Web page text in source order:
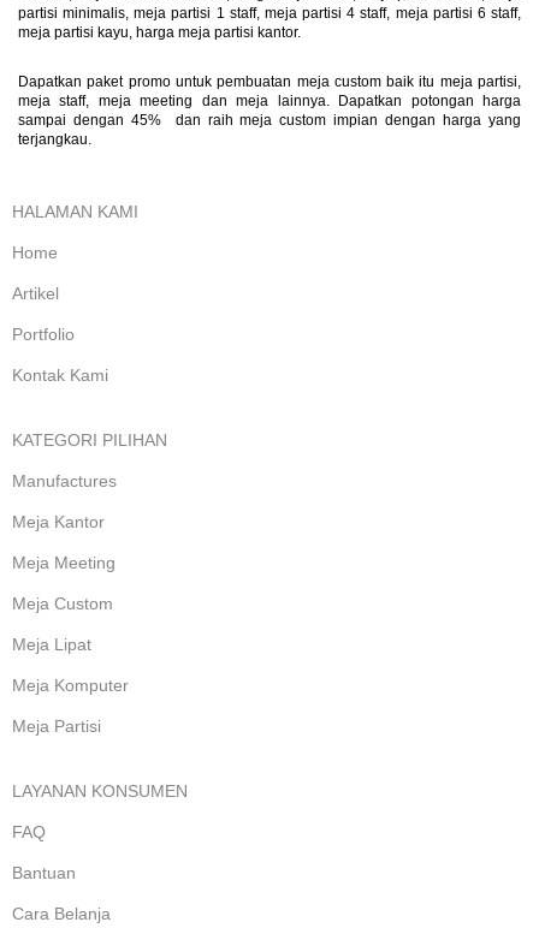
partisi minimalis, meja partisi 1 staff, meja partisi 4 staff, meja partisi 6 staff,
meja partisi kayu, harga meja partisi kantor.
Dapatkan paket promo untuk pembuatan meja custom baik itu meja partisi,
meja staff, meja meeting dan meja lainnya. Dapatkan potongan harga
sampai dengan 45% dan raih meja custom impian dengan harga yang
terjangkau.
HALAMAN KAMI
Home
Artikel
Portfolio
Kontak Kami
KATEGORI PILIHAN
Manufactures
Meja Kantor
Meja Meeting
Meja Custom
Meja Lipat
Meja Komputer
Meja Partisi
LAYANAN KONSUMEN
FAQ
Bantuan
Cara Belanja